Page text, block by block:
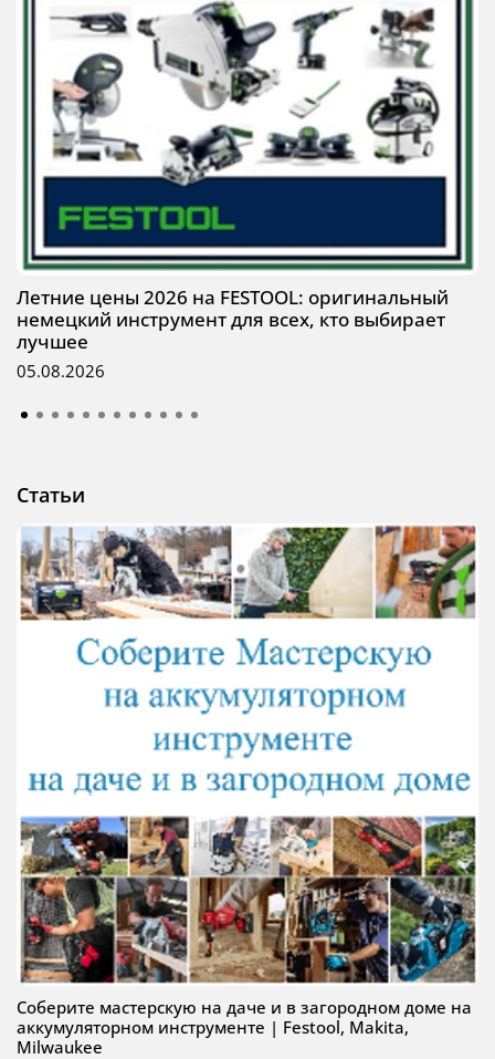
Летние цены 2026 на FESTOOL: оригинальный
немецкий инструмент для всех, кто выбирает
лучшее
05.08.2026
Статьи
Соберите мастерскую на даче и в загородном доме на
аккумуляторном инструменте | Festool, Makita,
Milwaukee